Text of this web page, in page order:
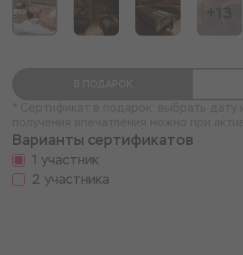
+13
Варианты сертификатов
1 участник
2 участника